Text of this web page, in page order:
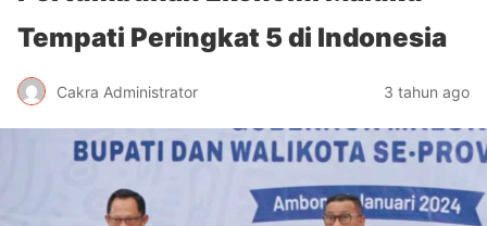
Tempati Peringkat 5 di Indonesia
Cakra Administrator 3 tahun ago